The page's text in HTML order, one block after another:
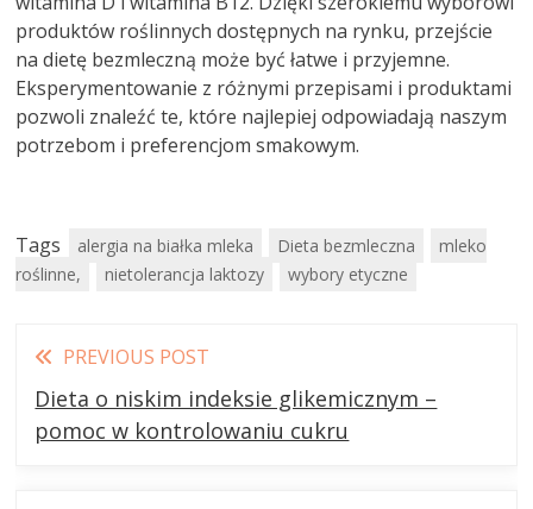
produktów roślinnych dostępnych na rynku, przejście
na dietę bezmleczną może być łatwe i przyjemne.
Eksperymentowanie z różnymi przepisami i produktami
pozwoli znaleźć te, które najlepiej odpowiadają naszym
potrzebom i preferencjom smakowym.
Tags alergia na białka mleka Dieta bezmleczna
mleko
roślinne,
nietolerancja laktozy wybory etyczne
Read
more
articles
PREVIOUS POST
Dieta o niskim indeksie glikemicznym –
pomoc w kontrolowaniu cukru